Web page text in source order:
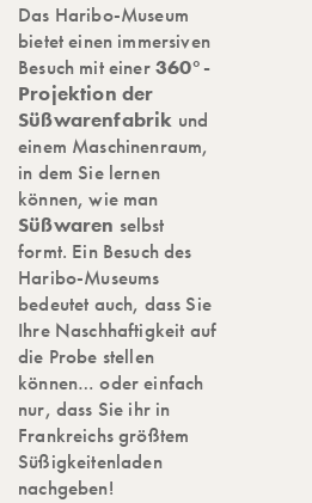
Das Haribo-Museum
bietet einen immersiven
Besuch mit einer360°-
Projektion der
Süßwarenfabrik und
einem Maschinenraum,
in dem Sie lernen
können, wie man
Süßwaren selbst
formt. Ein Besuch des
Haribo-Museums
bedeutet auch, dass Sie
Ihre Naschhaftigkeit auf
die Probe stellen
können… oder einfach
nur, dass Sie ihr in
Frankreichs größtem
Süßigkeitenladen
nachgeben!